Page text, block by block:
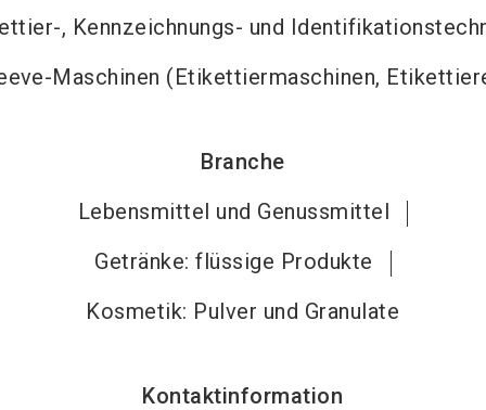
, Kennzeichnungs- und
Maschinen (Etikettiermaschinen,
Branche
Lebensmittel und Genussmittel
Getränke: flüssige Produkte
Kosmetik: Pulver und Granulate
Kontaktinformation